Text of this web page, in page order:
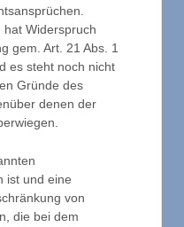
hat Widerspruch
gem. Art. 21 Abs. 1
es steht noch nicht
Gründe des
denen der
ist und eine
von
die bei dem